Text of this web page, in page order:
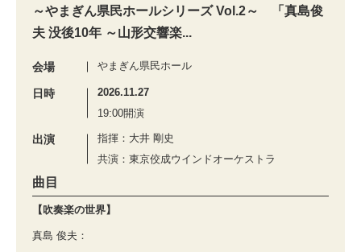
～やまぎん県民ホールシリーズ Vol.2～ 「真島俊
夫 没後10年 ～山形交響楽...
会場 やまぎん県民ホール
日時
2026.11.27
19:00開演
出演
指揮：大井 剛史
共演：東京佼成ウインドオーケストラ
曲目
【吹奏楽の世界】
真島 俊夫：